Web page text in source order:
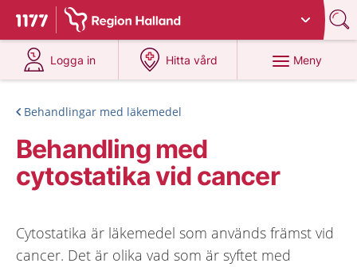
Till startsidan för 1177
Du har valt region Halland
Logga in
på 1177.se
Hitta vård
på 1177.se
Meny
Behandlingar med läkemedel
Behandling med
cytostatika vid cancer
Cytostatika är läkemedel som används främst vid
cancer. Det är olika vad som är syftet med